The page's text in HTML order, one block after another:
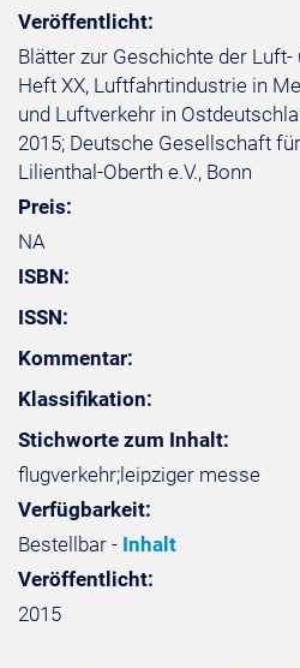
Veröffentlicht:
Blätter zur Geschichte der Luft-
Heft XX, Luftfahrtindustrie in
und Luftverkehr in
2015; Deutsche Gesellschaft
Lilienthal-Oberth e.V., Bonn
Preis:
NA
ISBN:
ISSN:
Kommentar:
Klassifikation:
Stichworte zum Inhalt:
flugverkehr;leipziger messe
Verfügbarkeit:
Bestellbar - Inhalt
Veröffentlicht:
2015